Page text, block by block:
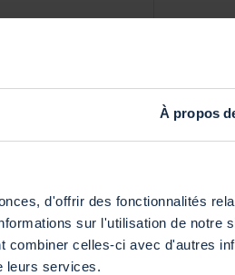
À propos
d'offrir des fonctionnalités
sur l'utilisation de notre
combiner celles-ci avec d'autres
leurs services.
14